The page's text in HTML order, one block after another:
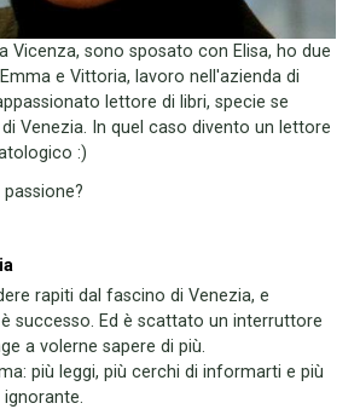
Vicenza, sono sposato con Elisa, ho due
e Vittoria, lavoro nell'azienda di
lettore di libri, specie se
Venezia. In quel caso divento un lettore
:)
rapiti dal fascino di Venezia, e
successo. Ed è scattato un interruttore
a volerne sapere di più.
più leggi, più cerchi di informarti e più